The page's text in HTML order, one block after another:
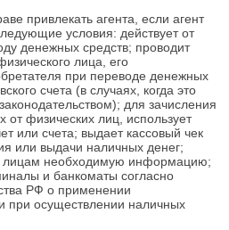
привлекать агента, если агент
условия: действует от
денежных средств; проводит
лица, его
при переводе денежных
счета (в случаях, когда это
для зачисления
от физических лиц, использует
или счета; выдает кассовый чек
или выдачи наличных денег;
лицам необходимую информацию;
и банкоматы согласно
РФ о применении
при осуществлении наличных